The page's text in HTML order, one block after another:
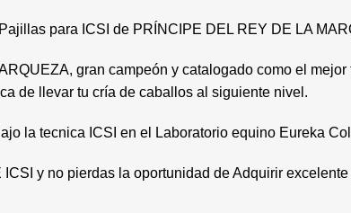
para ICSI de PRÍNCIPE DEL REY DE LA
gran campeón y catalogado como el
de llevar tu cría de caballos al siguiente nivel.
la tecnica ICSI en el Laboratorio equino Eureka
ICSI y no pierdas la oportunidad de Adquirir